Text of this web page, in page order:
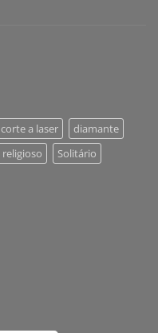
corte a laser
diamante
religioso
Solitário